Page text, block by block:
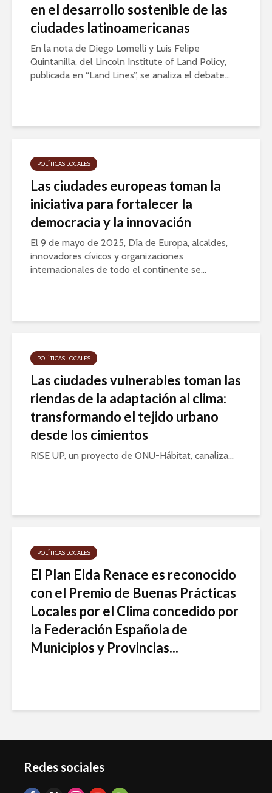
en el desarrollo sostenible de las
ciudades latinoamericanas
En la nota de Diego Lomelli y Luis Felipe
Quintanilla, del Lincoln Institute of Land Policy,
publicada en “Land Lines”, se analiza el debate...
POLÍTICAS LOCALES
Las ciudades europeas toman la
iniciativa para fortalecer la
democracia y la innovación
El 9 de mayo de 2025, Día de Europa, alcaldes,
innovadores cívicos y organizaciones
internacionales de todo el continente se...
POLÍTICAS LOCALES
Las ciudades vulnerables toman las
riendas de la adaptación al clima:
transformando el tejido urbano
desde los cimientos
RISE UP, un proyecto de ONU-Hábitat, canaliza...
POLÍTICAS LOCALES
El Plan Elda Renace es reconocido
con el Premio de Buenas Prácticas
Locales por el Clima concedido por
la Federación Española de
Municipios y Provincias...
Redes sociales